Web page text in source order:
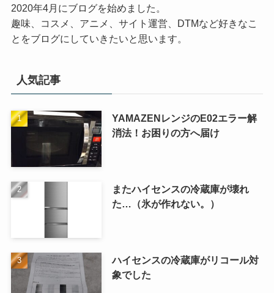
2020年4月にブログを始めました。
趣味、コスメ、アニメ、サイト運営、DTMなど好きなこ
とをブログにしていきたいと思います。
人気記事
YAMAZENレンジのE02エラー解
消法！お困りの方へ届け
またハイセンスの冷蔵庫が壊れ
た…（氷が作れない。）
ハイセンスの冷蔵庫がリコール対
象でした